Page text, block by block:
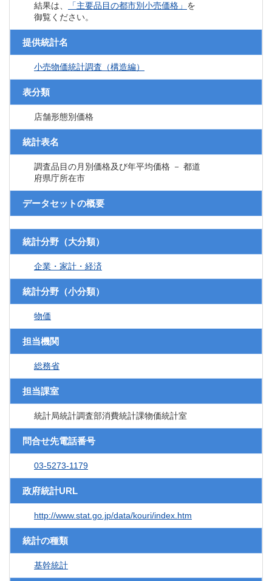
結果は、
「主要品目の都市別小売価格」 を
御覧ください。
提供統計名
小売物価統計調査（構造編）
表分類
店舗形態別価格
統計表名
調査品目の月別価格及び年平均価格 － 都道
府県庁所在市
データセットの概要
統計分野（大分類）
企業・家計・経済
統計分野（小分類）
物価
担当機関
総務省
担当課室
統計局統計調査部消費統計課物価統計室
問合せ先電話番号
03-5273-1179
政府統計URL
http://www.stat.go.jp/data/kouri/index.htm
統計の種類
基幹統計